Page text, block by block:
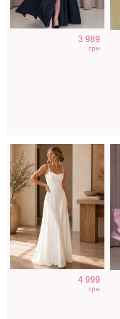
3 989
грн
Элегантное
длинное белое
4 999
грн